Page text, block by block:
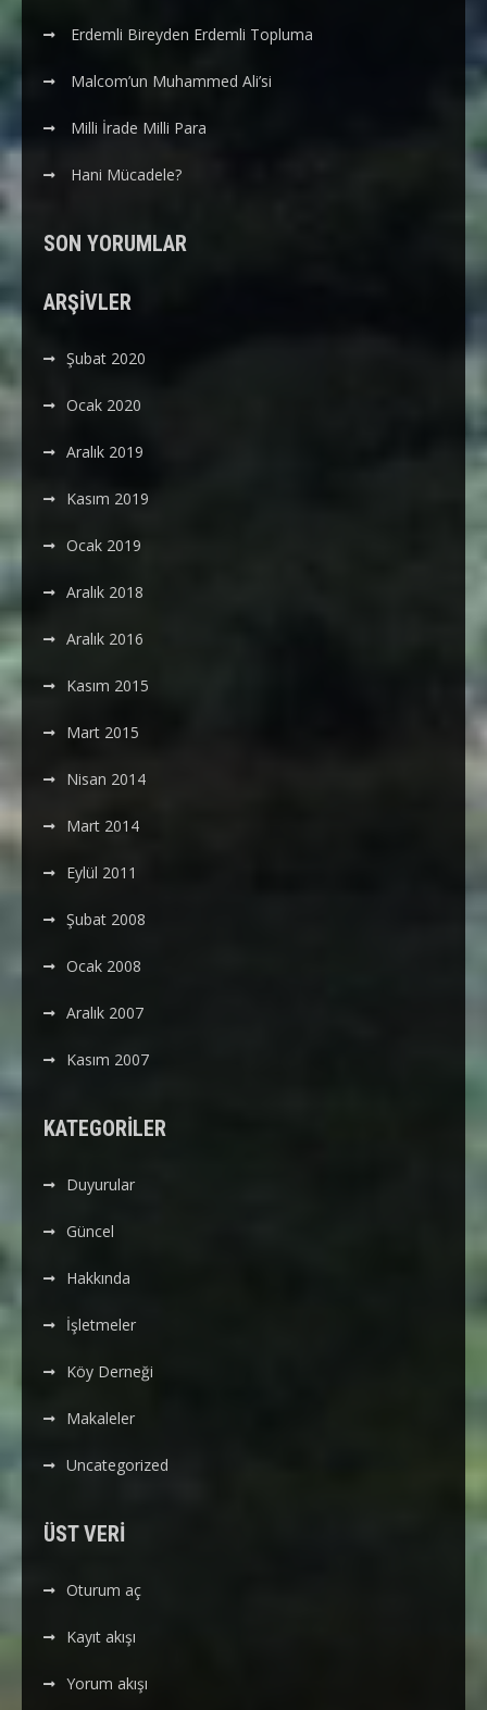
Erdemli Bireyden Erdemli Topluma
Malcom’un Muhammed Ali’si
Milli İrade Milli Para
Hani Mücadele?
SON YORUMLAR
ARŞIVLER
Şubat 2020
Ocak 2020
Aralık 2019
Kasım 2019
Ocak 2019
Aralık 2018
Aralık 2016
Kasım 2015
Mart 2015
Nisan 2014
Mart 2014
Eylül 2011
Şubat 2008
Ocak 2008
Aralık 2007
Kasım 2007
KATEGORILER
Duyurular
Güncel
Hakkında
İşletmeler
Köy Derneği
Makaleler
Uncategorized
ÜST VERI
Oturum aç
Kayıt akışı
Yorum akışı